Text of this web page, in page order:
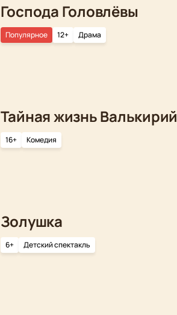
Господа Головлёвы
12+ Драма
Популярное
Тайная жизнь Валькирий
16+ Комедия
Золушка
6+ Детский спектакль